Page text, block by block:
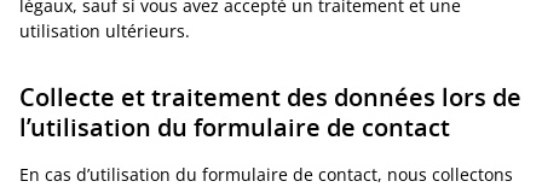
légaux, sauf si vous avez accepté un traitement et une
utilisation ultérieurs.
Collecte et traitement des données lors de
l’utilisation du formulaire de contact
En cas d’utilisation du formulaire de contact, nous collectons